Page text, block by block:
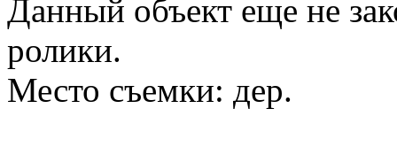
Данный объект еще не
ролики.
Место съемки: дер.